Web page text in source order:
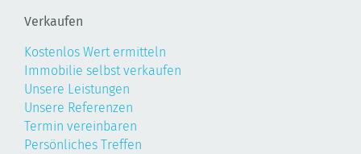
Verkaufen
Kostenlos Wert ermitteln
Immobilie selbst verkaufen
Unsere Leistungen
Unsere Referenzen
Termin vereinbaren
Persönliches Treffen